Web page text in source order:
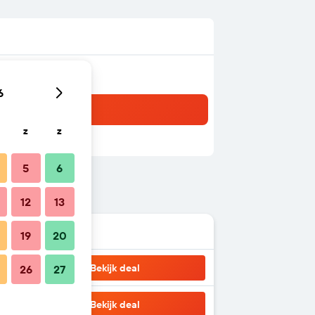
Bekijk deal
Bekijk deal
z z
5 6
12 13
19 20
26 27